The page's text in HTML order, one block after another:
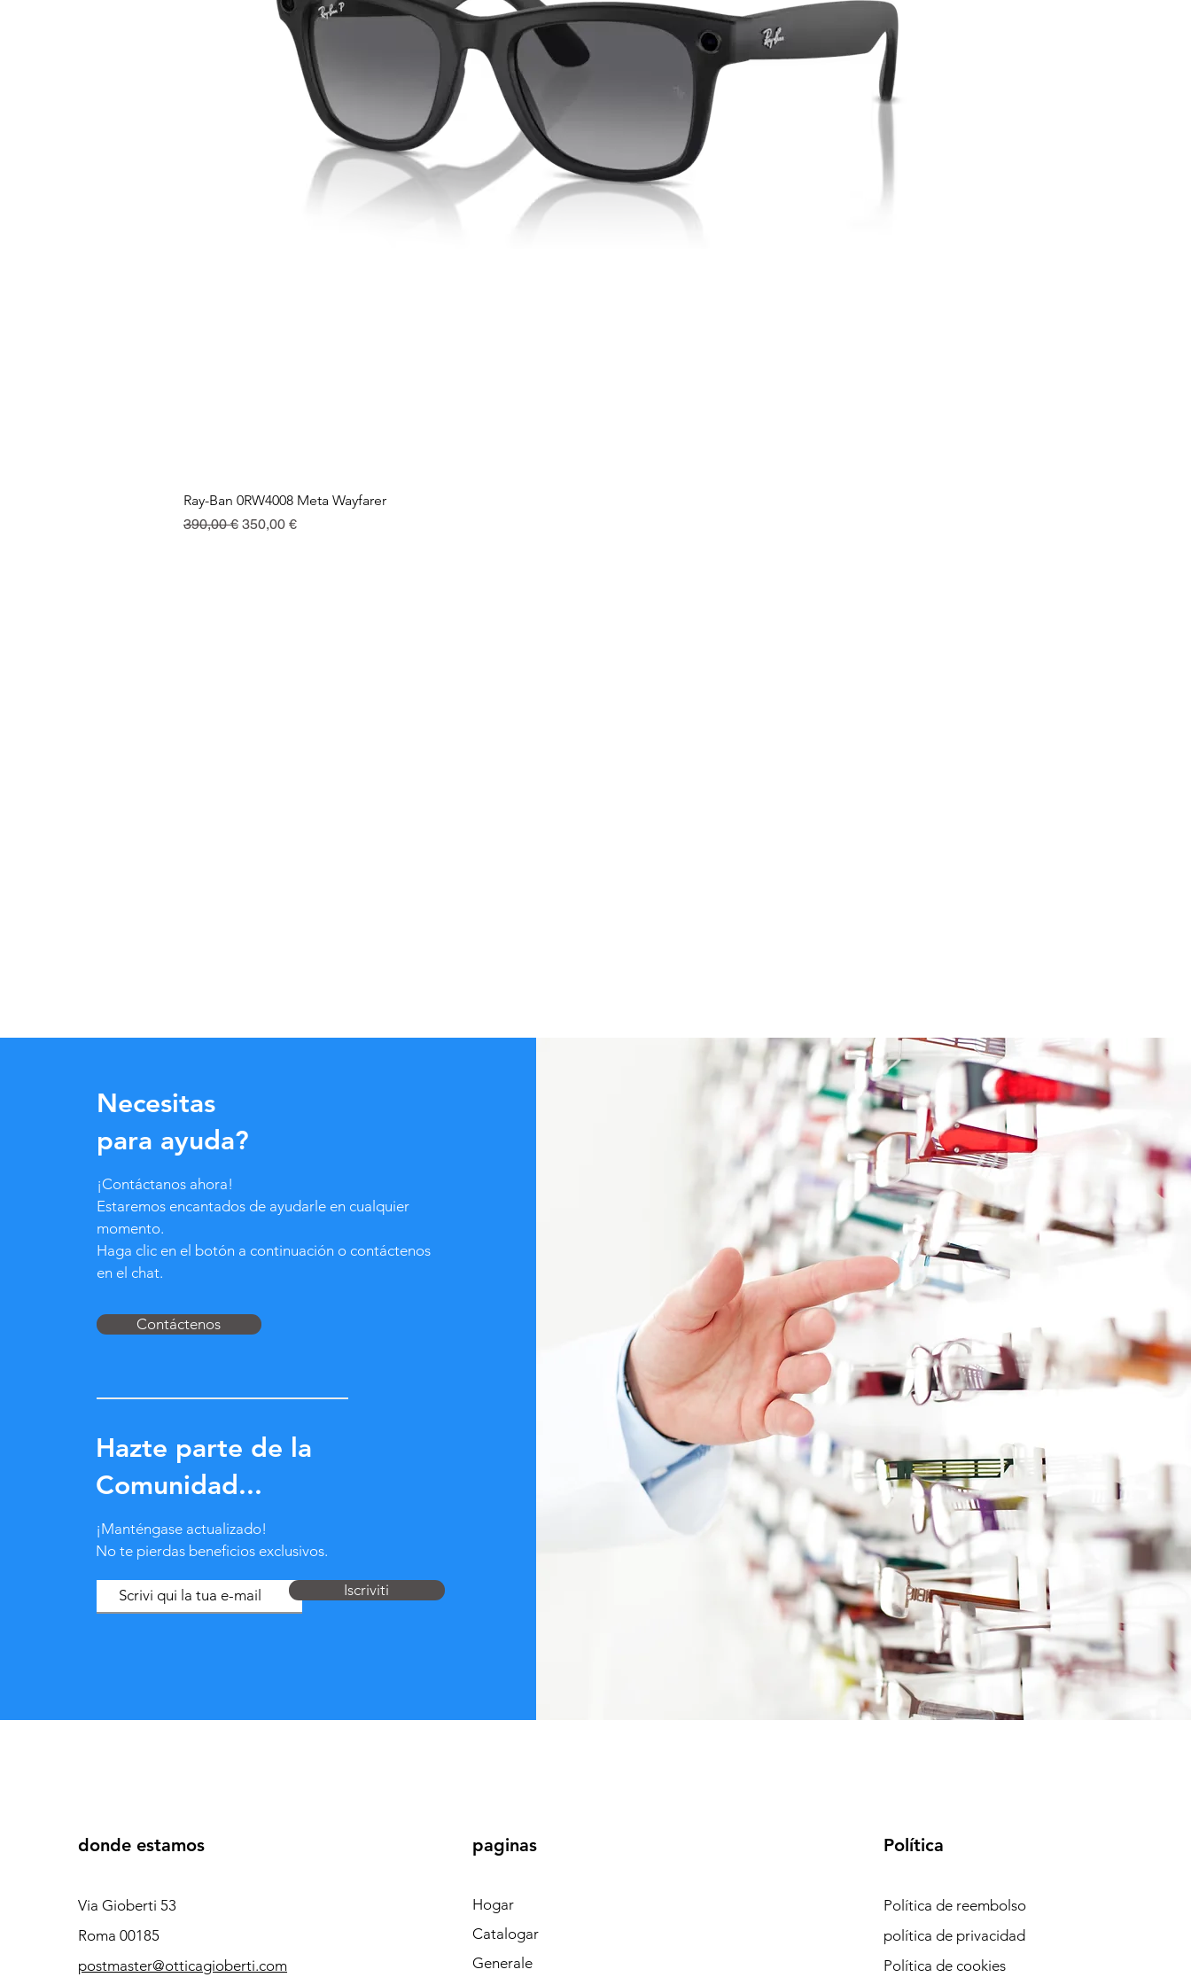
Ray-Ban 0RW4008 Meta Wayfarer
Precio
390,00 € Precio de oferta
350,00 €
Necesitas
para ayuda?
¡Contáctanos ahora!
Estaremos encantados de ayudarle en cualquier
momento.
Haga clic en el botón a continuación o contáctenos
en el chat.
Contáctenos
Hazte parte de la
Comunidad...
¡Manténgase actualizado!
No te pierdas beneficios exclusivos.
Iscriviti
donde estamos
Via Gioberti 53
Roma 00185
postmaster@otticagioberti.com
paginas
Hogar
Catalogar
Generale
Política
Política de reembolso
política de privacidad
Política de cookies